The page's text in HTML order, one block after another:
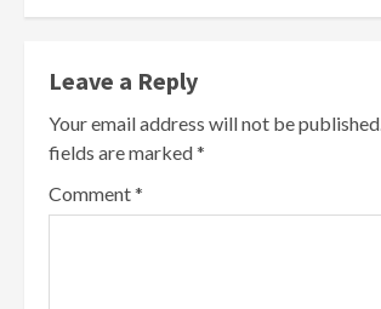
Leave a Reply
Your email address will not be published.
fields are marked*
Comment*